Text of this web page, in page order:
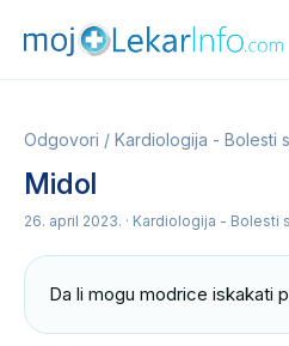
Odgovori / Kardiologija - Bolesti
Midol
26. april 2023. · Kardiologija - Bolesti
Da li mogu modrice iskakati